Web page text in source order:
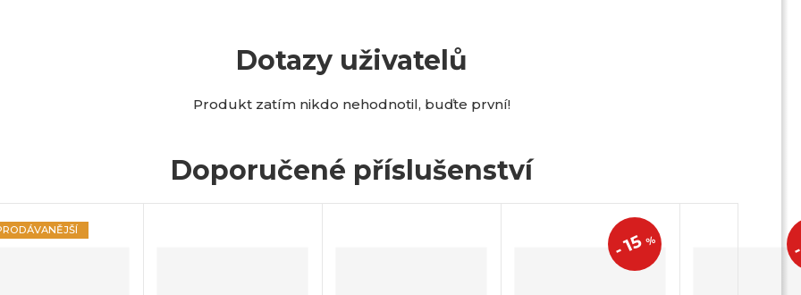
Dotazy uživatelů
Produkt zatím nikdo nehodnotil, buďte první!
Doporučené příslušenství
-15%